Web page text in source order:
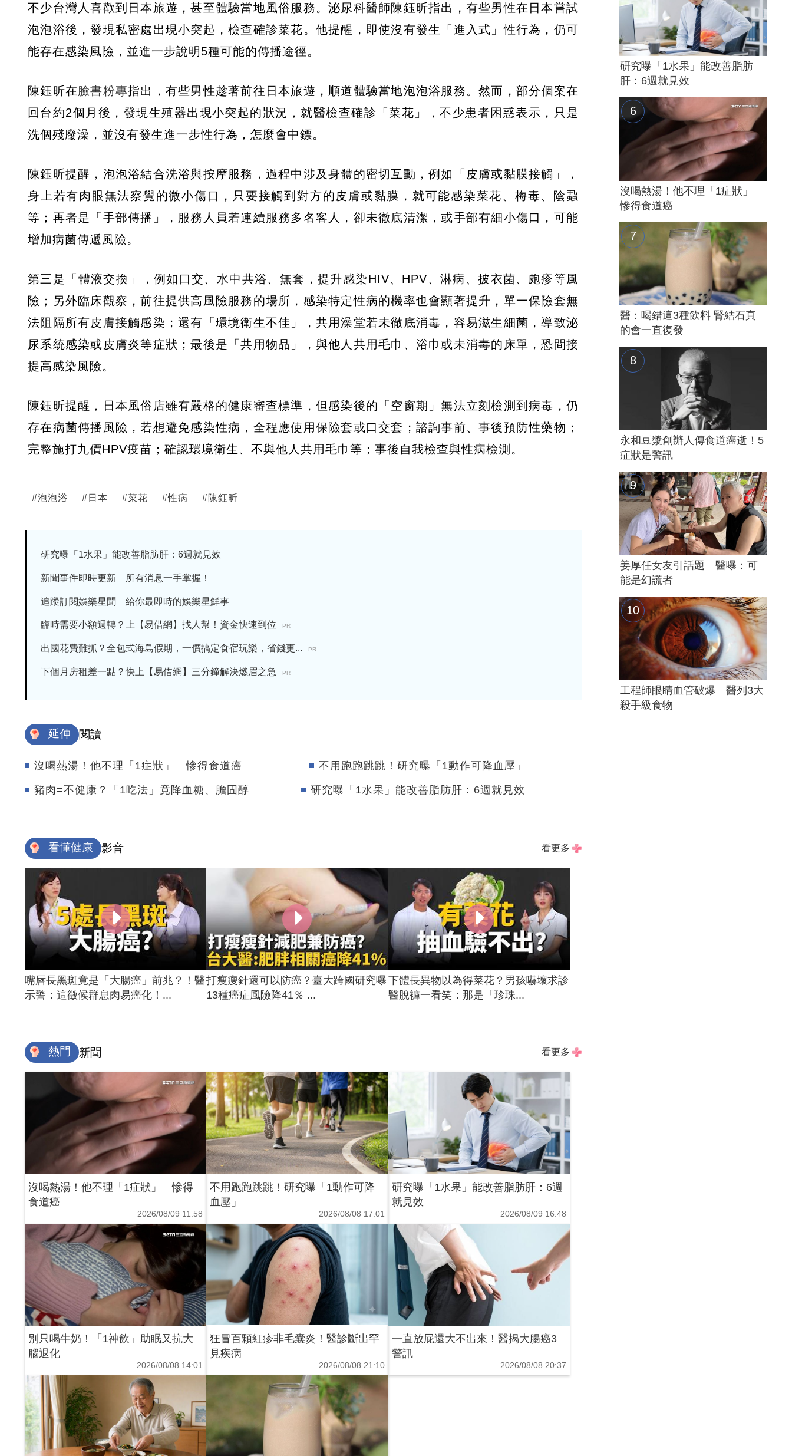
不少台灣人喜歡到日本旅遊，甚至體驗當地風俗服務。泌尿科醫師陳鈺昕指出，有些男性在日本嘗試
泡泡浴後，發現私密處出現小突起，檢查確診菜花。他提醒，即使沒有發生「進入式」性行為，仍可
能存在感染風險，並進一步說明5種可能的傳播途徑。
陳鈺昕在臉書粉專指出，有些男性趁著前往日本旅遊，順道體驗當地泡泡浴服務。然而，部分個案在
回台約2個月後，發現生殖器出現小突起的狀況，就醫檢查確診「菜花」，不少患者困惑表示，只是
洗個殘廢澡，並沒有發生進一步性行為，怎麼會中鏢。
陳鈺昕提醒，泡泡浴結合洗浴與按摩服務，過程中涉及身體的密切互動，例如「皮膚或黏膜接觸」，
身上若有肉眼無法察覺的微小傷口，只要接觸到對方的皮膚或黏膜，就可能感染菜花、梅毒、陰蝨
等；再者是「手部傳播」，服務人員若連續服務多名客人，卻未徹底清潔，或手部有細小傷口，可能
增加病菌傳遞風險。
第三是「體液交換」，例如口交、水中共浴、無套，提升感染HIV、HPV、淋病、披衣菌、皰疹等風
險；另外臨床觀察，前往提供高風險服務的場所，感染特定性病的機率也會顯著提升，單一保險套無
法阻隔所有皮膚接觸感染；還有「環境衛生不佳」，共用澡堂若未徹底消毒，容易滋生細菌，導致泌
尿系統感染或皮膚炎等症狀；最後是「共用物品」，與他人共用毛巾、浴巾或未消毒的床單，恐間接
提高感染風險。
陳鈺昕提醒，日本風俗店雖有嚴格的健康審查標準，但感染後的「空窗期」無法立刻檢測到病毒，仍
存在病菌傳播風險，若想避免感染性病，全程應使用保險套或口交套；諮詢事前、事後預防性藥物；
完整施打九價HPV疫苗；確認環境衛生、不與他人共用毛巾等；事後自我檢查與性病檢測。
#泡泡浴 # 日本 #菜花 #性病 #陳鈺昕
研究曝「1水果」能改善脂肪肝：6週就見效
新聞事件即時更新 所有消息一手掌握！
追蹤訂閱娛樂星聞 給你最即時的娛樂星鮮事
臨時需要小額週轉？上【易借網】找人幫！資金快速到位 PR
出國花費難抓？全包式海島假期，一價搞定食宿玩樂，省錢更... PR
下個月房租差一點？快上【易借網】三分鐘解決燃眉之急 PR
延伸 閱讀
沒喝熱湯！他不理「1症狀」 慘得食道癌 不用跑跑跳跳！研究曝「1動作可降血壓」
豬肉=不健康？「1吃法」竟降血糖、膽固醇 研究曝「1水果」能改善脂肪肝：6週就見效
看懂健康 影音 看更多
嘴唇長黑斑竟是「大腸癌」前兆？！醫
示警：這徵候群息肉易癌化！...
打瘦瘦針還可以防癌？臺大跨國研究曝
13種癌症風險降41％ ...
下體長異物以為得菜花？男孩嚇壞求診
醫脫褲一看笑：那是「珍珠...
熱門 新聞 看更多
沒喝熱湯！他不理「1症狀」 慘得
食道癌
2026/08/09 11:58
不用跑跑跳跳！研究曝「1動作可降
血壓」
2026/08/08 17:01
研究曝「1水果」能改善脂肪肝：6週
就見效
2026/08/09 16:48
別只喝牛奶！「1神飲」助眠又抗大
腦退化
2026/08/08 14:01
狂冒百顆紅疹非毛囊炎！醫診斷出罕
見疾病
2026/08/08 21:10
一直放屁還大不出來！醫揭大腸癌3
警訊
2026/08/08 20:37
研究曝「1水果」能改善脂肪
肝：6週就見效
沒喝熱湯！他不理「1症狀」
慘得食道癌
醫：喝錯這3種飲料 腎結石真
的會一直復發
永和豆漿創辦人傳食道癌逝！5
症狀是警訊
姜厚任女友引話題 醫曝：可
能是幻謊者
工程師眼睛血管破爆 醫列3大
殺手級食物